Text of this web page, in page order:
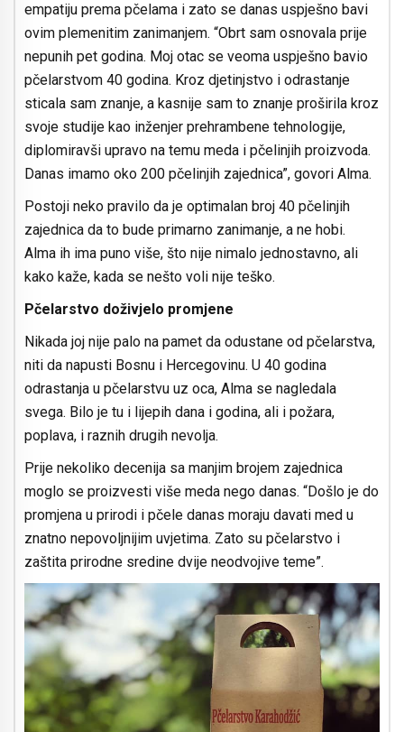
empatiju prema pčelama i zato se danas uspješno bavi
ovim plemenitim zanimanjem. “Obrt sam osnovala prije
nepunih pet godina. Moj otac se veoma uspješno bavio
pčelarstvom 40 godina. Kroz djetinjstvo i odrastanje
sticala sam znanje, a kasnije sam to znanje proširila kroz
svoje studije kao inženjer prehrambene tehnologije,
diplomiravši upravo na temu meda i pčelinjih proizvoda.
Danas imamo oko 200 pčelinjih zajednica”, govori Alma.
Postoji neko pravilo da je optimalan broj 40 pčelinjih
zajednica da to bude primarno zanimanje, a ne hobi.
Alma ih ima puno više, što nije nimalo jednostavno, ali
kako kaže, kada se nešto voli nije teško.
Pčelarstvo doživjelo promjene
Nikada joj nije palo na pamet da odustane od pčelarstva,
niti da napusti Bosnu i Hercegovinu. U 40 godina
odrastanja u pčelarstvu uz oca, Alma se nagledala
svega. Bilo je tu i lijepih dana i godina, ali i požara,
poplava, i raznih drugih nevolja.
Prije nekoliko decenija sa manjim brojem zajednica
moglo se proizvesti više meda nego danas. “Došlo je do
promjena u prirodi i pčele danas moraju davati med u
znatno nepovoljnijim uvjetima. Zato su pčelarstvo i
zaštita prirodne sredine dvije neodvojive teme”.